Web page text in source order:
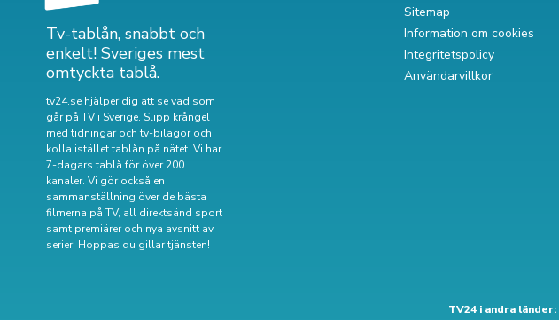
Tv-tablån, snabbt och
enkelt! Sveriges mest
omtyckta tablå.
tv24.se hjälper dig att se vad som
går på TV i Sverige. Slipp krångel
med tidningar och tv-bilagor och
kolla istället tablån på nätet. Vi har
7-dagars tablå för över 200
kanaler. Vi gör också en
sammanställning överde bästa
filmerna på TV, all direktsänd sport
samt premiärer och nya avsnitt av
serier. Hoppas du gillar tjänsten!
Sitemap
Information om cookies
Integritetspolicy
Användarvillkor
TV24 i andra länder: